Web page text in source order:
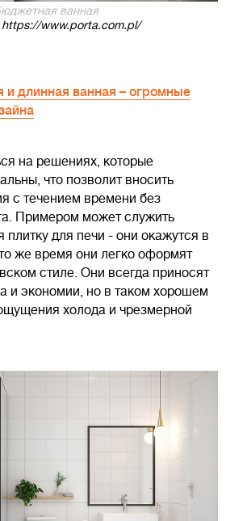
ванная
www.porta.com.pl/
и длинная ванная – огромные
на решениях, которые
что позволит вносить
с течением времени без
Примером может служить
для печи - они окажутся в
же время они легко оформят
стиле. Они всегда приносят
и экономии, но в таком хорошем
холода и чрезмерной